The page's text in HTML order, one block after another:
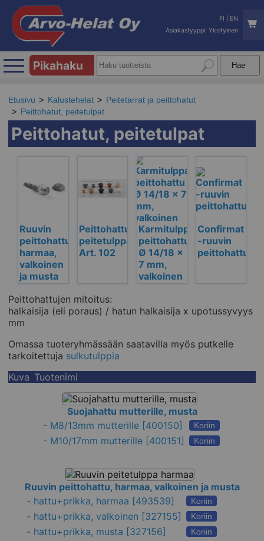
FI
EN
Asiakastyyppi: Yksityinen
Pikahaku
Etusivu Kalustehelat
Peitetarrat ja peittohatut
Peittohatut, peitetulpat
Peittohatut, peitetulpat
Ruuvin
peittohattu,
harmaa,
valkoinen
ja musta
Peittohattu,
peitetulppa
Art. 102
Karmitulppa
peittohattu
Ø 14/18 x
7 mm,
valkoinen
Confirmat
-ruuvin
peittohattu
Peittohattujen mitoitus:
halkaisija (eli poraus) / hatun halkaisija x upotussyvyys
mm
Omassa tuoteryhmässään saatavilla myös putkelle
tarkoitettuja sulkutulppia
Kuva Tuotenimi
Suojahattu mutterille, musta
- M8/13mm mutterille [400150] Koriin
- M10/17mm mutterille [400151] Koriin
Ruuvin peittohattu, harmaa, valkoinen ja musta
- hattu+prikka, harmaa [493539] Koriin
- hattu+prikka, valkoinen [327155] Koriin
- hattu+prikka, musta [327156] Koriin